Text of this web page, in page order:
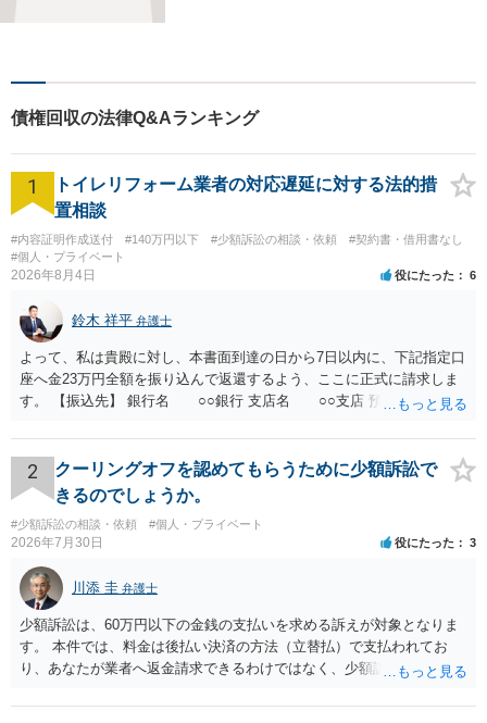
最短で納得の解決へと導ける
よう尽力いたします。【駐車
場近く】
債権回収の法律Q&Aランキング
1
トイレリフォーム業者の対応遅延に対する法的措
置相談
#内容証明作成送付 #140万円以下 #少額訴訟の相談・依頼
#契約書・借用書なし
#個人・プライベート
2026年8月4日 役にたった 6
鈴木 祥平 弁護士
よって、私は貴殿に対し、本書面到達の日から7日以内に、下記指定口
座へ金23万円全額を振り込んで返還するよう、ここに正式に請求しま
す。 【振込先】 銀行名 ○○銀行 支店名 ○○支店 預金種別 普通
されない場合には、貴殿には任意に返金する意思がないものと判断
し、やむを得ず、返還金23万円及びこれに対する遅延損害金の支払い
を求める民事訴訟、支払督促その他必要な法的手続を直ちに講じま
す。 その際には、訴訟に要する費用その他法令上認められる金員につ
いても併せて請求する予定ですので、あらかじめ申し添えます。 本件
は、貴殿自らが契約を解約したことによって生じた返還義務の履行を
求めるものにすぎません。貴殿の仕入先との取引関係や返金時期など
の内部事情は、私に対する返還義務の発生や履行時期には何ら影響を
及ぼすものではありません。 これ以上、本件の解決を不必要に遅延さ
せることなく、誠意をもって速やかに返金手続を履行されるよう、強
く求めます。 以上
2
クーリングオフを認めてもらうために少額訴訟で
きるのでしょうか。
#少額訴訟の相談・依頼 #個人・プライベート
2026年7月30日 役にたった 3
川添 圭 弁護士
少額訴訟は、60万円以下の金銭の支払いを求める訴えが対象となりま
す。 本件では、料金は後払い決済の方法（立替払）で支払われてお
り、あなたが業者へ返金請求できるわけではなく、少額訴訟は使えな
在確認請求訴訟を提起することも考えられますが、まずは後払い決済